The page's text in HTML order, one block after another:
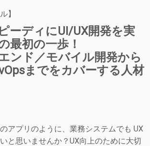
】
ーディにUI/UX開発を実
最初の一歩！
ンド／モバイル開発から
までをカバーする人材
アプリのように、業務システムでも UX
と思いませんか？UX向上のために大切